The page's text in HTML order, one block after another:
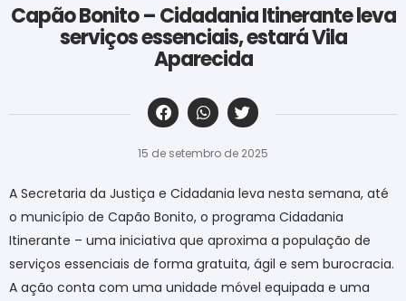
Capão Bonito – Cidadania Itinerante leva
serviços essenciais, estará Vila
Aparecida
‎ ‎ ‎ ‎ ‎ ‎ ‎ ‎ ‎ ‎ ‎ ‎ ‎ ‎ ‎ ‎ ‎ ‎ ‎ ‎ ‎ ‎ ‎ ‎ ‎ ‎ ‎ ‎ ‎ ‎ ‎
15 de setembro de 2025
A Secretaria da Justiça e Cidadania leva nesta semana, até
o município de Capão Bonito, o programa Cidadania
Itinerante – uma iniciativa que aproxima a população de
serviços essenciais de forma gratuita, ágil e sem burocracia.
A ação conta com uma unidade móvel equipada e uma